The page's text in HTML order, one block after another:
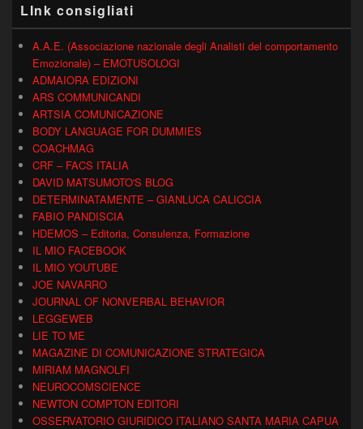
LInk consigliati
A.A.E. (Associazione nazionale degli Analisti del comportamento
Emozionale) – EMOTUSOLOGI
ADMAIORA EDIZIONI
ARS COMMUNICANDI
ARTSIA COMUNICAZIONE
BODY LANGUAGE FOR DUMMIES
COACHMAG
CRF – FACS ITALIA
DAVID MATSUMOTO'S BLOG
DETERMINATAMENTE – GIANLUCA CALICCIA
FABIO PANDISCIA
HDEMOS – Editoria, Consulenza, Formazione
IL MIO FACEBOOK
IL MIO YOUTUBE
JOE NAVARRO
JOURNAL OF NONVERBAL BEHAVIOR
LEGGEWEB
LIE TO ME
MAGAZINE DI COMUNICAZIONE STRATEGICA
MIRIAM MAGNOLFI
NEUROCOMSCIENCE
NEWTON COMPTON EDITORI
OSSERVATORIO GIURIDICO ITALIANO SANTA MARIA CAPUA